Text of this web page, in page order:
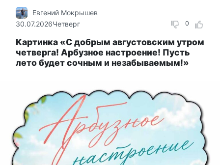
0
Евгений Мокрышев
30.07.2026Четверг
Картинка «С добрым августовским утром
четверга! Арбузное настроение! Пусть
лето будет сочным и незабываемым!»